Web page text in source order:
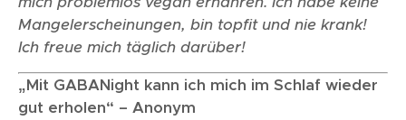
Mangelerscheinungen, bin topfit und nie krank!
Ich freue mich täglich darüber!
„Mit GABANight kann ich mich im Schlaf wieder
gut erholen“ – Anonym